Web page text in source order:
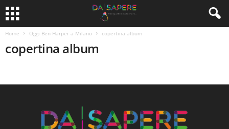
Home Oggi Ben Harper a Milano copertina album
copertina album